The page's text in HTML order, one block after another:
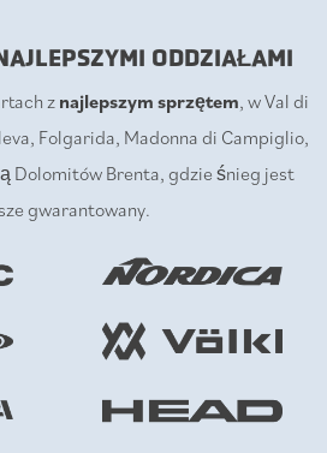
ODDZIAŁAMI
z najlepszym sprzętem, w Val di
Folgarida, Madonna di Campiglio,
Dolomitów Brenta, gdzie śnieg jest
gwarantowany.